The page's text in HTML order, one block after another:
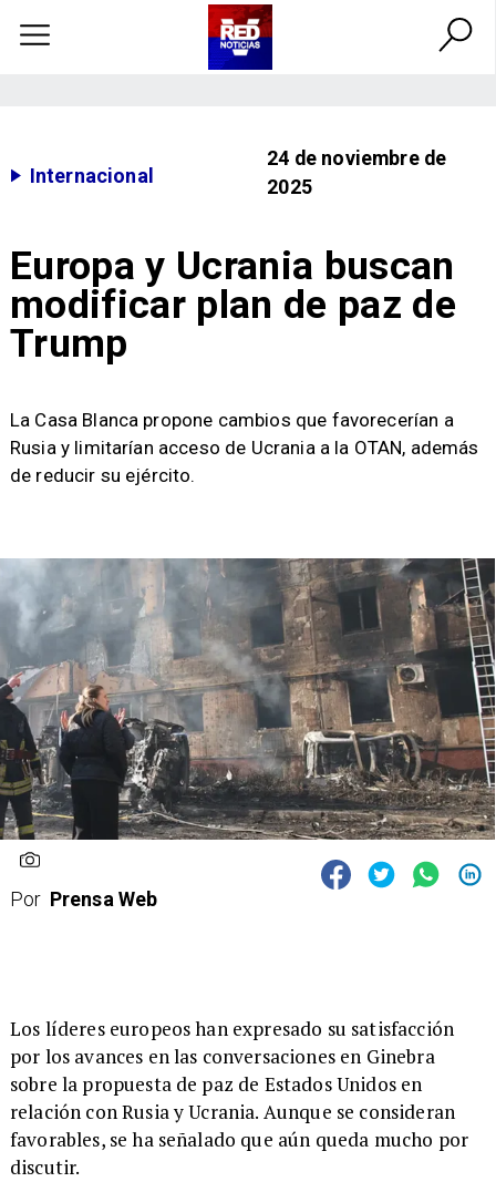
Internacional
24 de noviembre de
2025
Europa y Ucrania buscan
modificar plan de paz de
Trump
La Casa Blanca propone cambios que favorecerían a
Rusia y limitarían acceso de Ucrania a la OTAN, además
de reducir su ejército.
Por Prensa Web
Los líderes europeos han expresado su satisfacción
por los avances en las conversaciones en Ginebra
sobre la propuesta de paz de Estados Unidos en
relación con Rusia y Ucrania. Aunque se consideran
favorables, se ha señalado que aún queda mucho por
discutir.